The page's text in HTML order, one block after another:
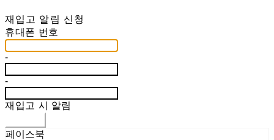
재입고 알림 신청
휴대폰 번호
-
-
재입고 시 알림
페이스북